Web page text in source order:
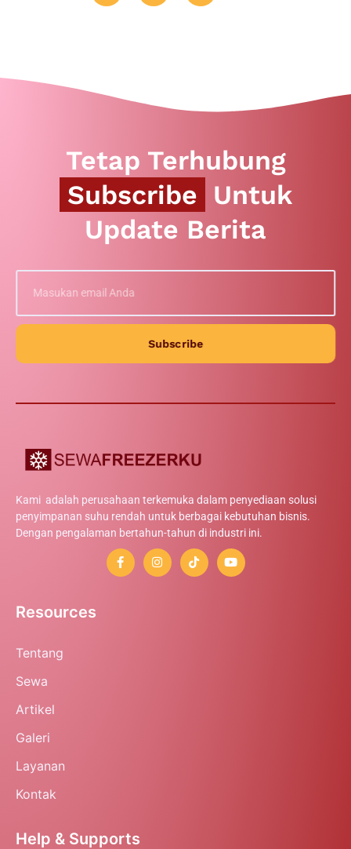
Tetap Terhubung
Subscribe Untuk
Update Berita
Subscribe
Kami adalah perusahaan terkemuka dalam penyediaan solusi
penyimpanan suhu rendah untuk berbagai kebutuhan bisnis.
Dengan pengalaman bertahun-tahun di industri ini.
Resources
Tentang
Sewa
Artikel
Galeri
Layanan
Kontak
Help & Supports